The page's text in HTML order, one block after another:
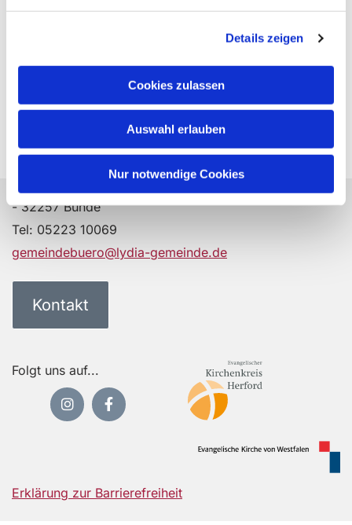
Details zeigen
Cookies zulassen
Auswahl erlauben
Nur notwendige Cookies
Dimissoriale anfordern
Kontakt
Kontaktformular
Ev.-Luth. Lydia-Kirchengemeinde Bünde - Wehmstr. 12
- 32257 Bünde
Tel: 05223 10069
gemeindebuero@lydia-gemeinde.de
Kontakt
Folgt uns auf...
Erklärung zur Barrierefreiheit